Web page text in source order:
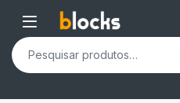
Skip to navigation
Skip to content
Open
Pesquisar por: